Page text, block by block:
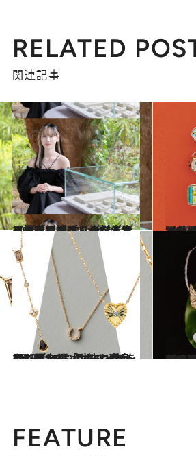
RELATED
関連記事
2025.11.12
【榎本紀子さんのジュエリー「ガルブ」が誕生】コンテンポラリーなデザインを、煌めく素材と歩み始める人へ
コミック ＆ エッセイ 【唯一無二のリバーシブル仕様】ジュエリーディレクターの
コミ
2025.12.27
1万円台のものも！ 髙島屋で買える「お守りネックレス10選」《2026年をともに歩む“相棒”に》
ファッション 【まるで“身につける彫刻”】フィンランド発の
コミ
FEATURE